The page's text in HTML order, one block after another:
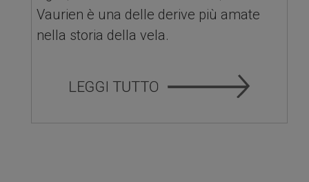
Vaurien è una delle derive più amate
nella storia della vela.